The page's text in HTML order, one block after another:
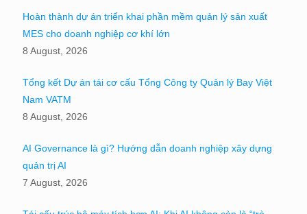
Hoàn thành dự án triển khai phần mềm quản lý sản xuất
MES cho doanh nghiệp cơ khí lớn
8 August, 2026
Tổng kết Dự án tái cơ cấu Tổng Công ty Quản lý Bay Việt
Nam VATM
8 August, 2026
AI Governance là gì? Hướng dẫn doanh nghiệp xây dựng
quản trị AI
7 August, 2026